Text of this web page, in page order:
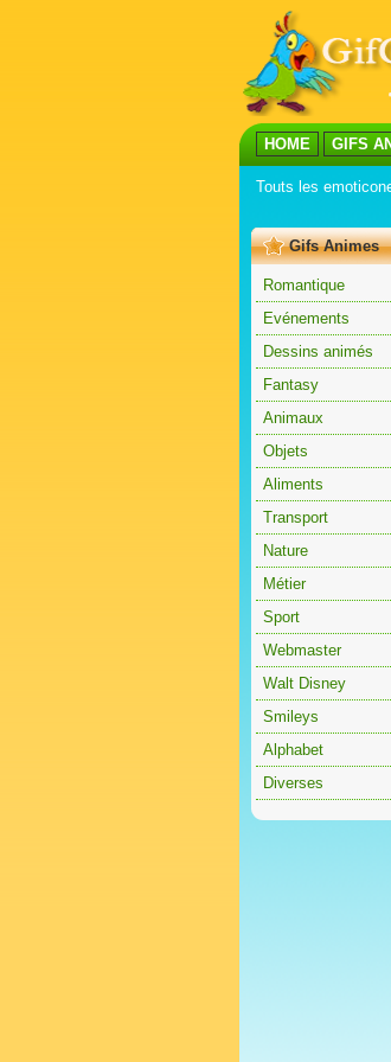
HOME GIFS
Touts les
Gifs Animes
Romantique
Evénements
Dessins animés
Fantasy
Animaux
Objets
Aliments
Transport
Nature
Métier
Sport
Webmaster
Walt Disney
Smileys
Alphabet
Diverses